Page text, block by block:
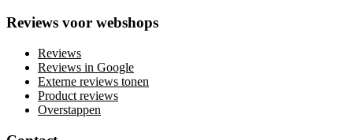
Reviews voor webshops
Reviews
Reviews in Google
Externe reviews tonen
Product reviews
Overstappen